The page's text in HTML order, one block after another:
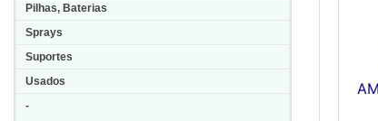
Pilhas, Baterias
Sprays
Suportes
Usados
-